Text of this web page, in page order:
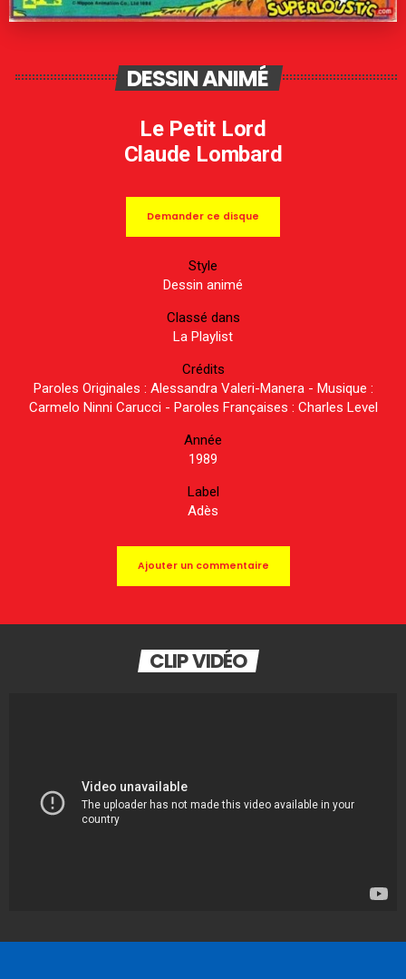
DESSIN ANIMÉ
Le Petit Lord
Claude Lombard
Demander ce disque
Style
Dessin animé
Classé dans
La Playlist
Crédits
Paroles Originales : Alessandra Valeri-Manera - Musique :
Carmelo Ninni Carucci - Paroles Françaises : Charles Level
Année
1989
Label
Adès
Ajouter un commentaire
CLIP VIDÉO